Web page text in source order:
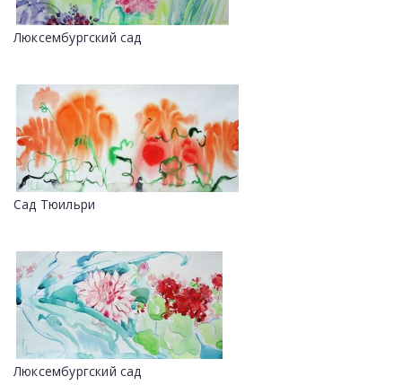
Люксембургский сад
Сад Тюильри
Люксембургский сад